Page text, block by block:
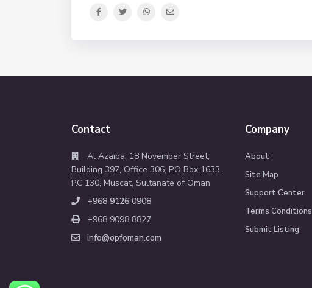
Contact
Al Azaiba, 18 November Street,
Building 397, Office 306, P.O Box 1633,
P.C 130, Muscat, Sultanate of Oman
+968 9126 0908
+968 9098 8827
info@opfoman.com
Company
About
Site Map
Support Center
Terms Conditions
Submit Listing